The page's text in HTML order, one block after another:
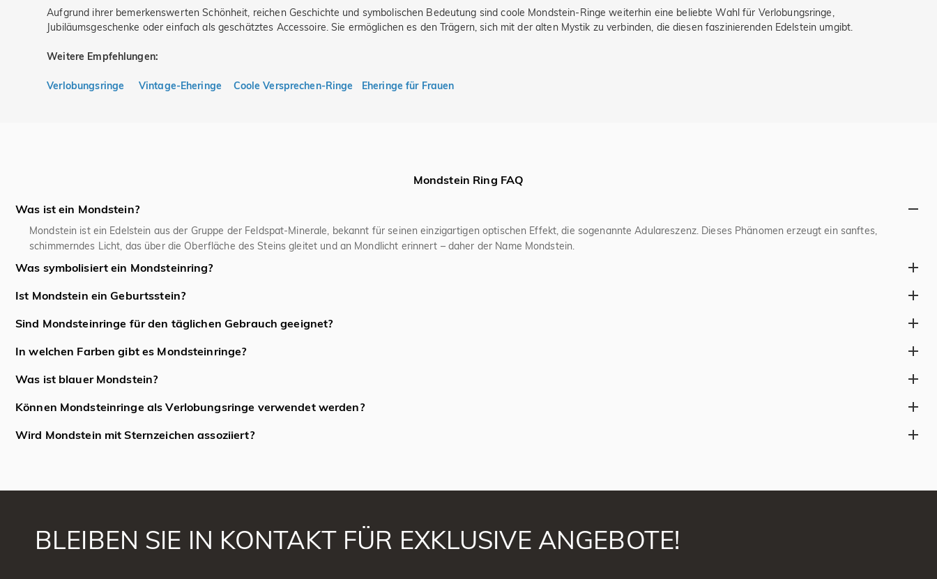
Aufgrund ihrer bemerkenswerten Schönheit, reichen Geschichte und symbolischen Bedeutung sind coole Mondstein-Ringe weiterhin eine beliebte Wahl für Verlobungsringe,
Jubiläumsgeschenke oder einfach als geschätztes Accessoire. Sie ermöglichen es den Trägern, sich mit der alten Mystik zu verbinden, die diesen faszinierenden Edelstein umgibt.
Weitere Empfehlungen:
Verlobungsringe Vintage-Eheringe Coole Versprechen-Ringe Eheringe für Frauen
Mondstein Ring FAQ
Was ist ein Mondstein?
Mondstein ist ein Edelstein aus der Gruppe der Feldspat-Minerale, bekannt für seinen einzigartigen optischen Effekt, die sogenannte Adulareszenz. Dieses Phänomen erzeugt ein sanftes,
schimmerndes Licht, das über die Oberfläche des Steins gleitet und an Mondlicht erinnert – daher der Name Mondstein.
Was symbolisiert ein Mondsteinring?
Mondsteinringe werden oft mit Intuition, emotionalem Gleichgewicht, Schutz und weiblicher Energie in Verbindung gebracht. In vielen Kulturen symbolisiert Mondstein Neuanfänge, inneres
Ist Mondstein ein Geburtsstein?
Ja, Mondstein ist einer der offiziellen modernen Monatssteine für den Juni, neben Perle und Alexandrit. Er wird besonders für seine schimmernde Schönheit und seine Verbindung zum Mond
Sind Mondsteinringe für den täglichen Gebrauch geeignet?
Mondstein hat eine Härte von 6 bis 6,5 auf der Mohs-Skala, was ihn im Vergleich zu Diamanten oder Saphiren relativ weich macht. Zwar können Mondsteinringe täglich getragen werden, sie
sollten jedoch vor harten Stößen, Kratzern und längerem Kontakt mit Chemikalien oder Wasser geschützt werden, um Beschädigungen zu vermeiden.
In welchen Farben gibt es Mondsteinringe?
Mondsteine gibt es typischerweise in farblosen, weißen, grauen, pfirsichfarbenen, rosa, grünen und blauen Varianten. Die begehrtesten Mondsteine zeigen eine blaue Adulareszenz (bläulichen
Was ist blauer Mondstein?
Blauer Mondstein ist eine seltene und begehrte Varietät, die ein lebhaftes blaues Schimmern oder Blitzlicht (Adulareszenz) auf einem transparenten oder nahezu farblosen Untergrund zeigt. Er ist
häufig wertvoller als weiße oder graue Standard-Mondsteine.
Können Mondsteinringe als Verlobungsringe verwendet werden?
Während Mondsteinringe nicht so strapazierfähig sind wie Diamanten oder Saphire, wählen viele Menschen sie aufgrund ihrer Schönheit und symbolischen Bedeutung dennoch als
Wird Mondstein mit Sternzeichen assoziiert?
BLEIBEN SIE IN KONTAKT FÜR EXKLUSIVE ANGEBOTE!